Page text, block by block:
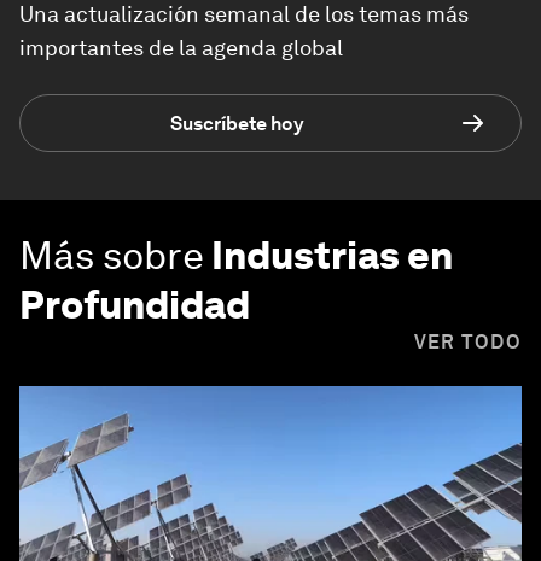
Una actualización semanal de los temas más
importantes de la agenda global
Suscríbete hoy
Más sobre Industrias en
Profundidad
VER TODO